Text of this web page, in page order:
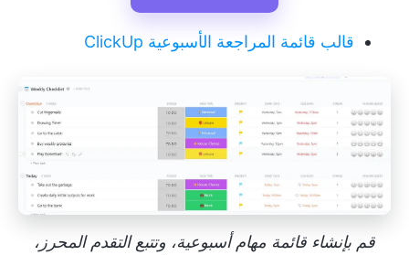
قالب قائمة المراجعة الأسبوعية ClickUp
قم بإنشاء قائمة مهام أسبوعية، وتتبع التقدم المحرز،